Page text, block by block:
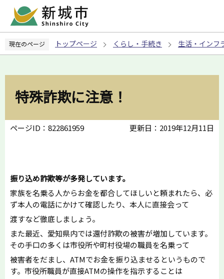
ペ
の
現在のページ トップページ くらし・手続き 生活・インフ
特殊詐欺に注意！
ページID：822861959 更新日：2019年12月11日
振り込め詐欺等が多発しています。
家族を名乗る人からお金を都合してほしいと頼まれたら、必
ず本人の電話にかけて確認したり、本人に直接会って
渡すなど徹底しましょう。
また最近、愛知県内では還付詐欺の被害が増加しています。
その手口の多くは市役所や町村役場の職員を名乗って
被害者をだまし、ATMでお金を振り込ませるというもので
す。市役所職員が直接ATMの操作を指示することは